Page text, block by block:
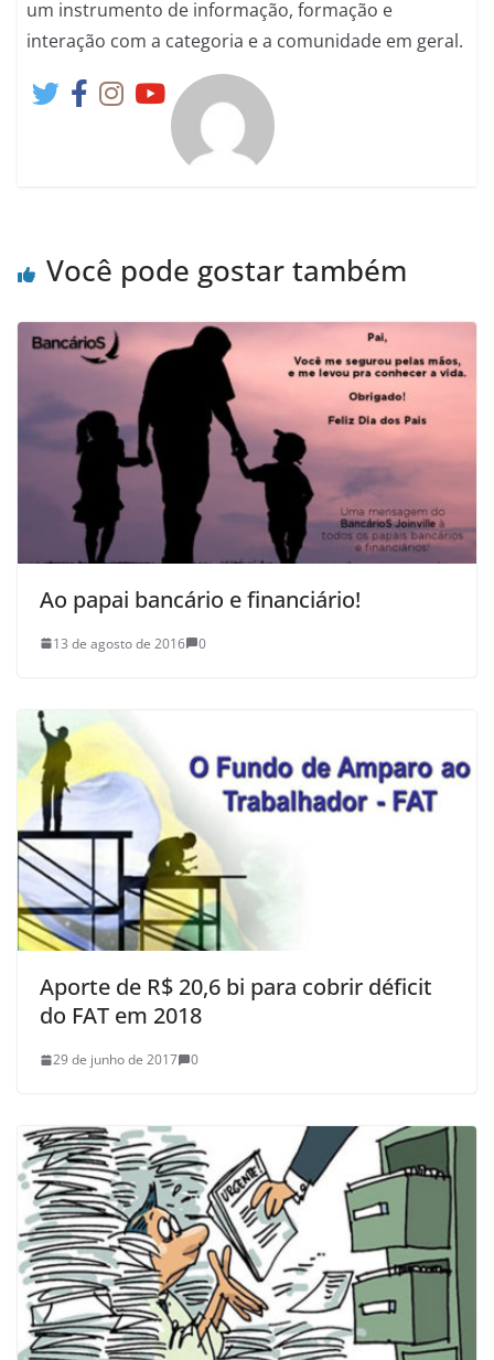
um instrumento de informação, formação e
interação com a categoria e a comunidade em geral.
Você pode gostar também
Ao papai bancário e financiário!
13 de agosto de 2016 0
Aporte de R$ 20,6 bi para cobrir déficit
do FAT em 2018
29 de junho de 2017 0